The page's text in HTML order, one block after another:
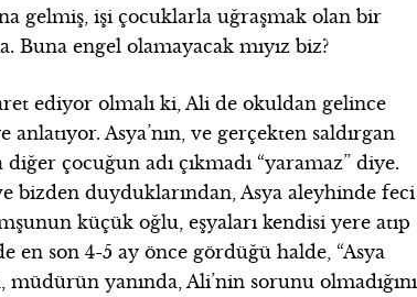
gelmiş, işi çocuklarla uğraşmak olan bir
Buna engel olamayacak mıyız biz?
ediyor olmalı ki, Ali de okuldan gelince
Asya’nın, ve gerçekten saldırgan
çocuğun adı çıkmadı “yaramaz” diye.
bizden duyduklarından, Asya aleyhinde feci
küçük oğlu, eşyaları kendisi yere atıp
en son 4-5 ay önce gördüğü halde, “Asya
yanında, Ali’nin sorunu